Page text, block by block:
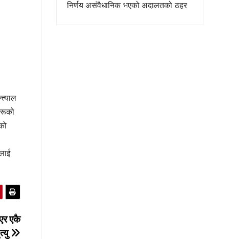
एकै
निर्णय असंवैधानिक भएको अदालतको ठहर